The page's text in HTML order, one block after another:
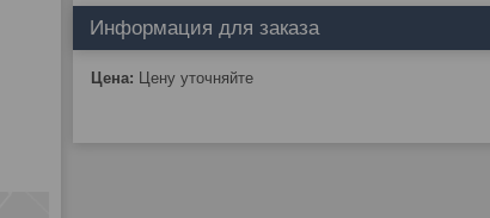
Информация для заказа
Цена: Цену уточняйте